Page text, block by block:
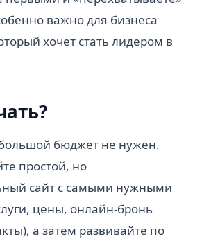
важно для бизнеса
хочет стать лидером в
бюджет не нужен.
простой, но
сайт с самыми нужными
цены, онлайн-бронь
а затем развивайте по